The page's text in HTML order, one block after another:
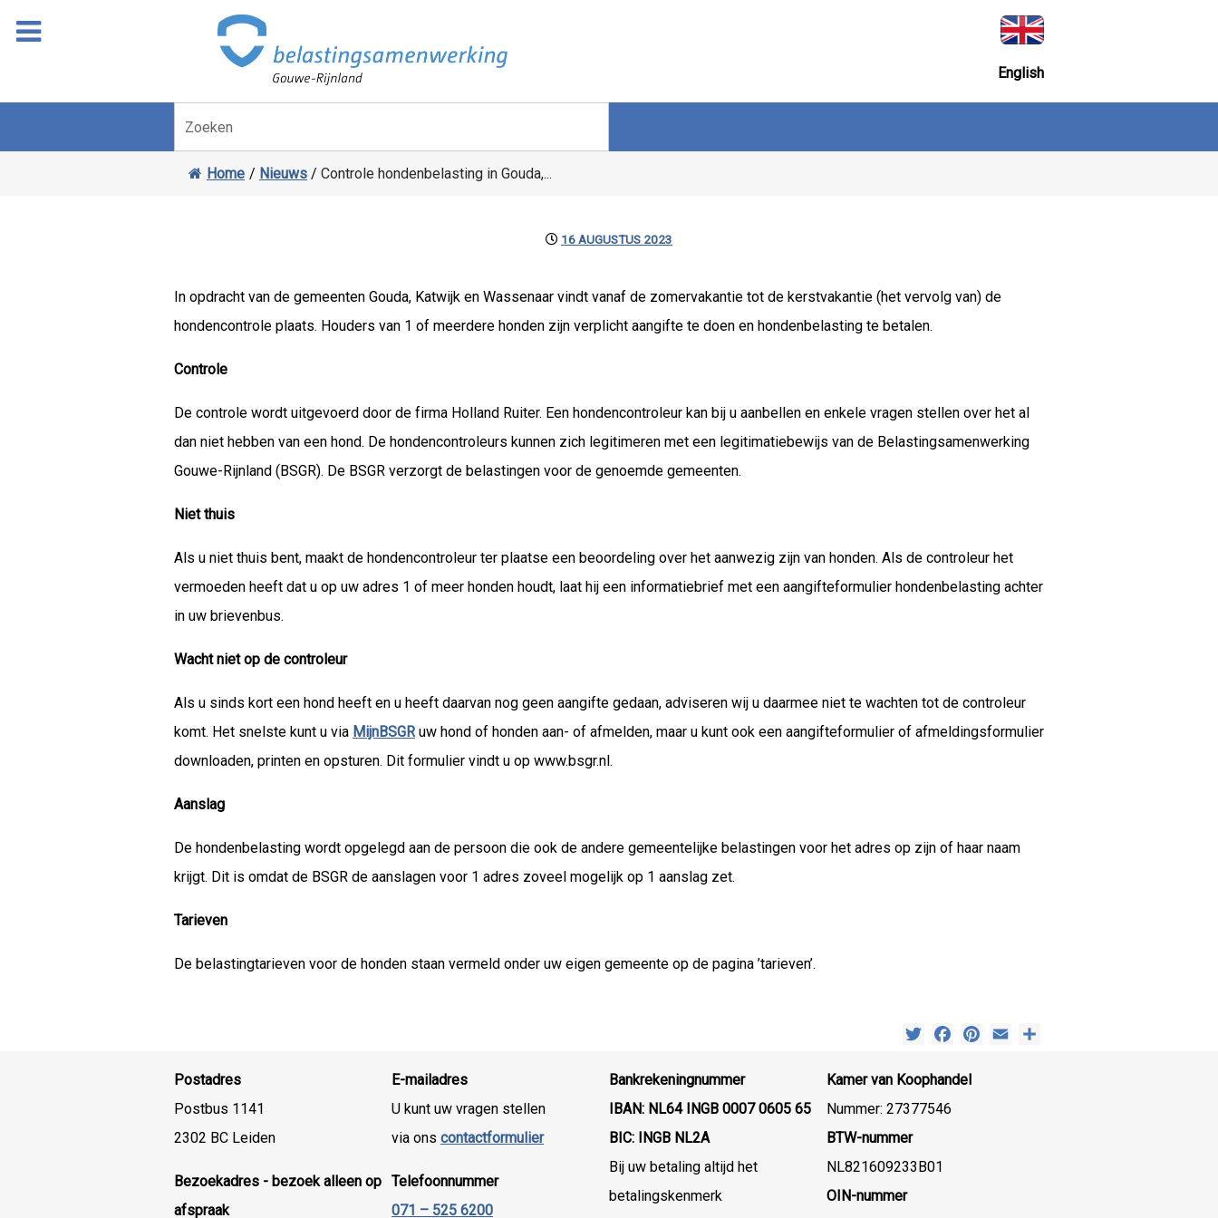
naar
door
navigatie
English
Zoeken
Home / Nieuws / Controle hondenbelasting in Gouda,...
16 AUGUSTUS 2023
In opdracht van de gemeenten Gouda, Katwijk en Wassenaar vindt vanaf de zomervakantie tot de kerstvakantie (het vervolg van) de
hondencontrole plaats. Houders van 1 of meerdere honden zijn verplicht aangifte te doen en hondenbelasting te betalen.
Controle
De controle wordt uitgevoerd door de firma Holland Ruiter. Een hondencontroleur kan bij u aanbellen en enkele vragen stellen over het al
dan niet hebben van een hond. De hondencontroleurs kunnen zich legitimeren met een legitimatiebewijs van de Belastingsamenwerking
Gouwe-Rijnland (BSGR). De BSGR verzorgt de belastingen voor de genoemde gemeenten.
Niet thuis
Als u niet thuis bent, maakt de hondencontroleur ter plaatse een beoordeling over het aanwezig zijn van honden. Als de controleur het
vermoeden heeft dat u op uw adres 1 of meer honden houdt, laat hij een informatiebrief met een aangifteformulier hondenbelasting achter
in uw brievenbus.
Wacht niet op de controleur
Als u sinds kort een hond heeft en u heeft daarvan nog geen aangifte gedaan, adviseren wij u daarmee niet te wachten tot de controleur
komt. Het snelste kunt u via MijnBSGR uw hond of honden aan- of afmelden, maar u kunt ook een aangifteformulier of afmeldingsformulier
downloaden, printen en opsturen. Dit formulier vindt u op www.bsgr.nl.
Aanslag
De hondenbelasting wordt opgelegd aan de persoon die ook de andere gemeentelijke belastingen voor het adres op zijn of haar naam
krijgt. Dit is omdat de BSGR de aanslagen voor 1 adres zoveel mogelijk op 1 aanslag zet.
Tarieven
De belastingtarieven voor de honden staan vermeld onder uw eigen gemeente op de pagina ’tarieven’.
TwitterFacebookPinterest
Email
Postadres
Postbus 1141
2302 BC Leiden
Bezoekadres - bezoek alleen op
afspraak
E-mailadres
U kunt uw vragen stellen
via ons contactformulier
Telefoonnummer
071 – 525 6200
Bankrekeningnummer
IBAN: NL64 INGB 0007 0605 65
BIC: INGB NL2A
Bij uw betaling altijd het
betalingskenmerk
Kamer van Koophandel
Nummer: 27377546
BTW-nummer
NL821609233B01
OIN-nummer